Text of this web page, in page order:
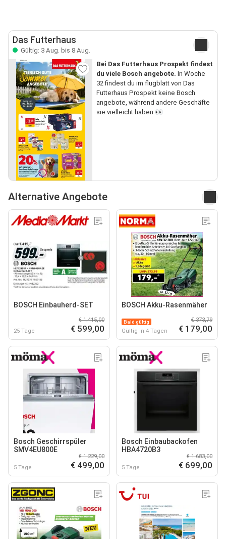
Das Futterhaus
Gültig: 3 Aug. bis 8 Aug.
Bei Das Futterhaus Prospekt findest
du viele Bosch angebote. In Woche
32 findest du im flugblatt von Das
Futterhaus Prospekt keine Bosch
angebote, während andere Geschäfte
sie vielleicht haben.👀
Alternative Angebote
BOSCH Einbauherd-SET
25 Tage
€ 1.415,00
€ 599,00
BOSCH Akku-Rasenmäher
Bald gültig
Gültig in 4 Tagen
€ 373,79
€ 179,00
Bosch Geschirrspüler
SMV4EU800E
5 Tage
€ 1.229,00
€ 499,00
Bosch Einbaubackofen
HBA4720B3
5 Tage
€ 1.683,00
€ 699,00